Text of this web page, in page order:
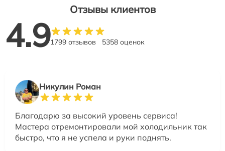
Отзывы клиентов
4.91799 отзывов 5358 оценок
Никулин Роман
Благодарю за высокий уровень сервиса!
Мастера отремонтировали мой холодильник так
быстро, что я не успела и руки поднять.